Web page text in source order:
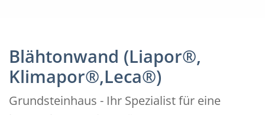
Blähtonwand (Liapor®,
Klimapor®,Leca®)
Grundsteinhaus - Ihr Spezialist für eine